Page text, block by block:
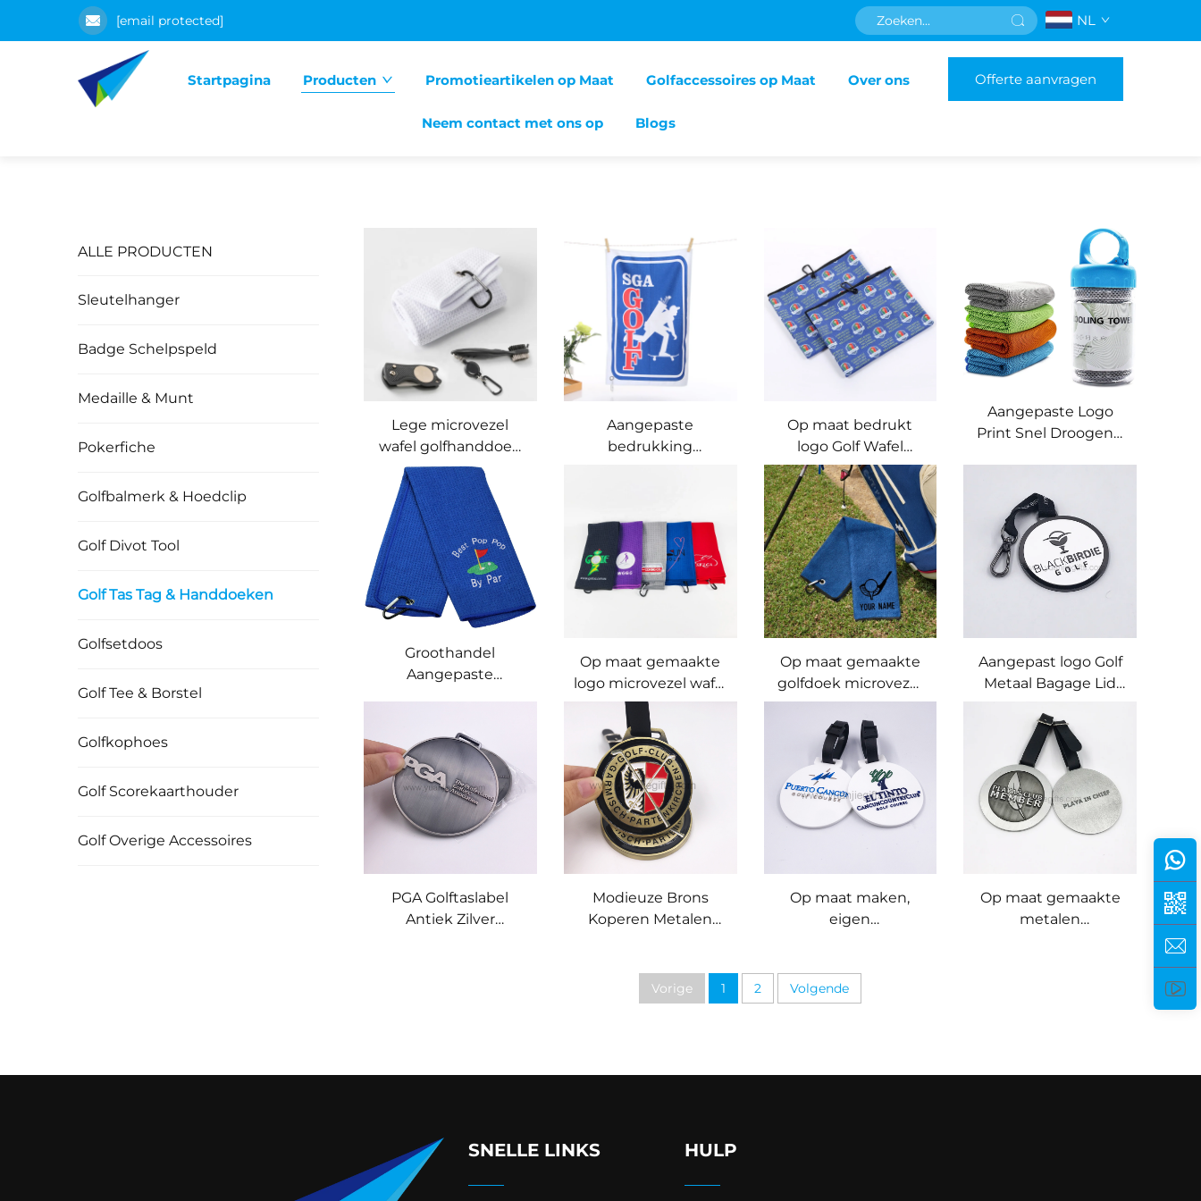
[email protected] NL
Startpagina Producten Promotieartikelen op Maat Golfaccessoires op Maat Over ons
Neem contact met ons op Blogs
Offerte aanvragen
ALLE PRODUCTEN
Sleutelhanger
Badge Schelpspeld
Medaille & Munt
Pokerfiche
Golfbalmerk & Hoedclip
Golf Divot Tool
Golf Tas Tag & Handdoeken
Golfsetdoos
Golf Tee & Borstel
Golfkophoes
Golf Scorekaarthouder
Golf Overige Accessoires
Lege microvezel
wafel golfhanddoek
Magnetische vork
Golfreinigingsborstel
Sportief
golfcadeaupakket
Aangepaste
bedrukking
stof Wafel
Golfhanddoek
Op maat bedrukt
logo Golf Wafel
Reinigingshanddoek
voor Golf Sport
Aangepaste Logo
Print Snel Droogend
Microvezel Outdoor
Reizen Fitness Sport
Uithoudingsvermogen
Koelende Handdoek
Groothandel
Aangepaste
Custom Geborduurd
Logo Golfhanddoek
Op maat gemaakte
logo microvezel wafel
op maat
geborduurde
golfdoekjes rode
golfdoek met
karabijnhaak
Op maat gemaakte
golfdoek microvezel
wafeldoek met
bedrukking voor golf
golftassen
Aangepast logo Golf
Metaal Bagage Lid
minimale
bestelhoeveelheid
PGA Golftaslabel
Antiek Zilver
Modieuze Brons
Koperen Metalen
Email Golfclub
Reisbagagelabel
Op maat maken,
eigen
golftaslabel
Op maat gemaakte
metalen
Vorige 1 2 Volgende
SNELLE LINKS HULP